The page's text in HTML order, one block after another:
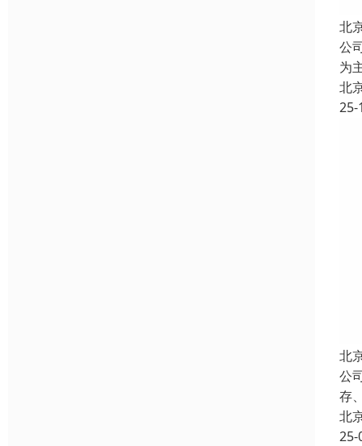
北
公
为
北
25-
北
公
存
北
25-